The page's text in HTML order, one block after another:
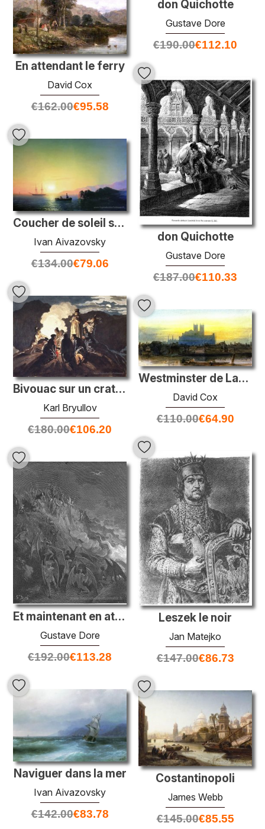
don Quichotte
Gustave Dore
€190.00€112.10
En attendant le ferry
David Cox
€162.00€95.58
don Quichotte
Gustave Dore
€187.00€110.33
Coucher de soleil sur la côte de Crimée
Ivan Aivazovsky
€134.00€79.06
Bivouac sur un cratère, Vésuve
Karl Bryullov
€180.00€106.20
Westminster de Lambeth
David Cox
€110.00€64.90
Leszek le noir
Jan Matejko
€147.00€86.73
Et maintenant en attendant chaque heure son grand aventurier, de
Gustave Dore
€192.00€113.28
Naviguer dans la mer
Ivan Aivazovsky
€142.00€83.78
Costantinopoli
James Webb
€145.00€85.55